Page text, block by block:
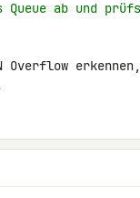
Queue ab und